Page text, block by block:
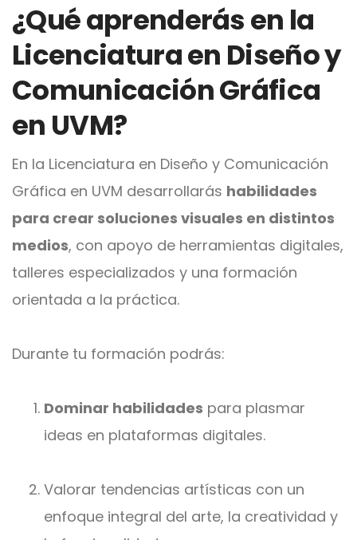
¿Qué aprenderás en la
Licenciatura en Diseño y
Comunicación Gráfica
en UVM?
En la Licenciatura en Diseño y Comunicación
Gráfica en UVM desarrollarás habilidades
para crear soluciones visuales en distintos
medios, con apoyo de herramientas digitales,
talleres especializados y una formación
orientada a la práctica.
Durante tu formación podrás:
Dominar habilidades para plasmar
ideas en plataformas digitales.
Valorar tendencias artísticas con un
enfoque integral del arte, la creatividad y